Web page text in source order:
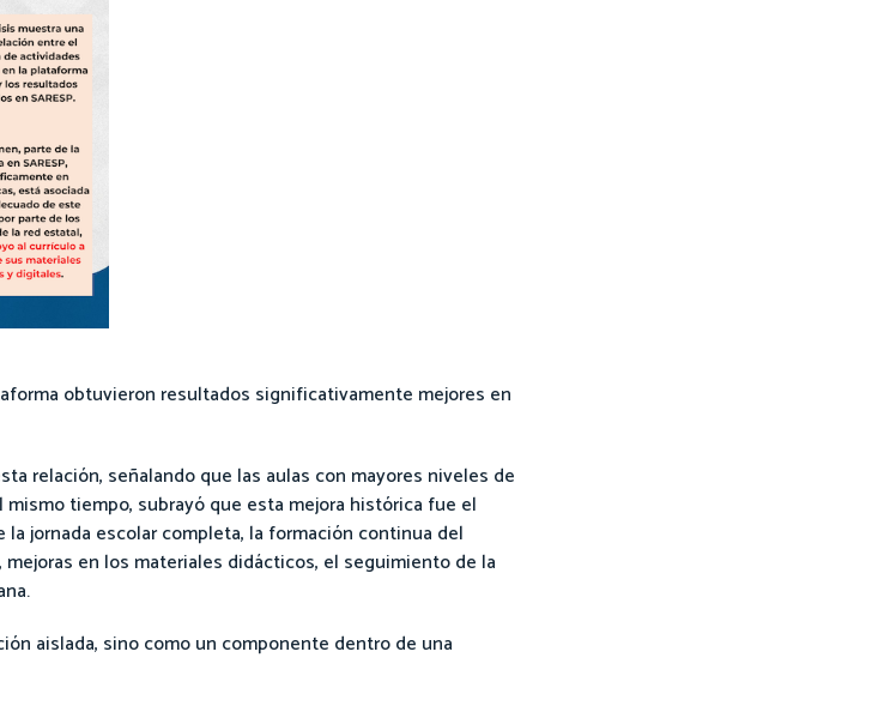
obtuvieron resultados significativamente mejores en
relación, señalando que las aulas con mayores niveles de
tiempo, subrayó que esta mejora histórica fue el
jornada escolar completa, la formación continua del
en los materiales didácticos, el seguimiento de la
aislada, sino como un componente dentro de una